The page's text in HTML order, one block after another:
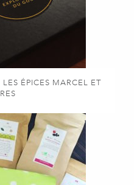
ÉPICES MARCEL ET